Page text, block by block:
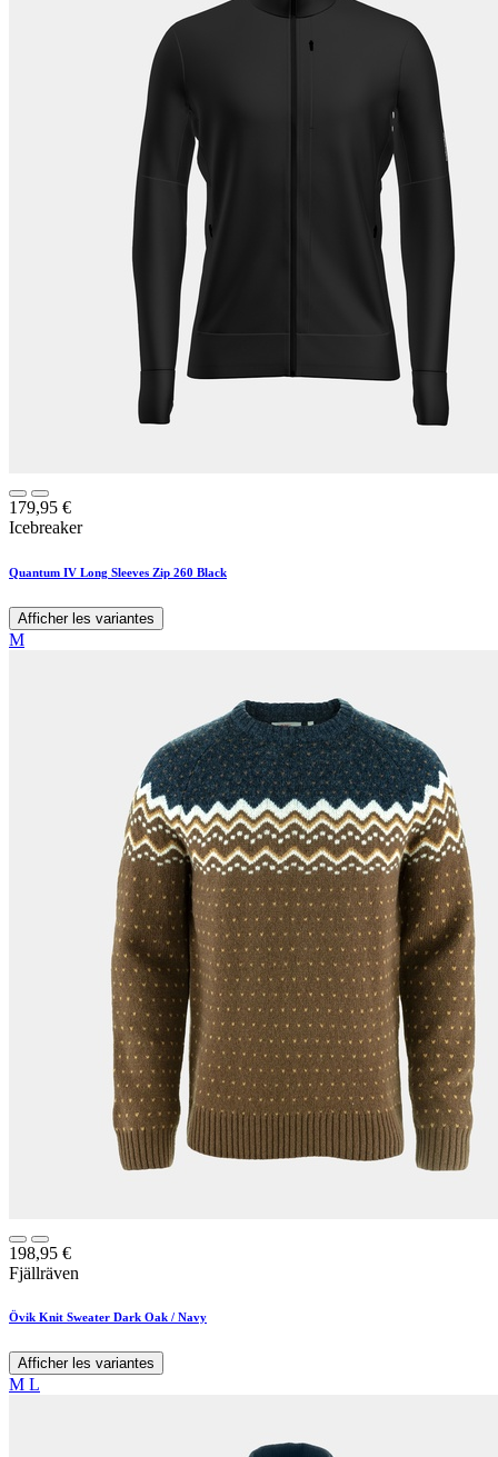
179,95 €
Icebreaker
Quantum IV Long Sleeves Zip 260 Black
Afficher les variantes
M
198,95 €
Fjällräven
Övik Knit Sweater Dark Oak / Navy
Afficher les variantes
M L